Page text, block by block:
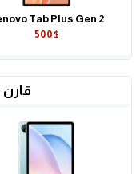
Tab Plus Gen 2
500$